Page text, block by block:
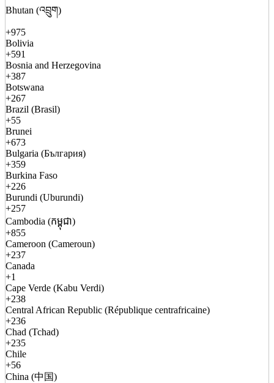
Bhutan (འབྲུག)
+975
Bolivia
+591
Bosnia and Herzegovina
+387
Botswana
+267
Brazil (Brasil)
+55
Brunei
+673
Bulgaria (България)
+359
Burkina Faso
+226
Burundi (Uburundi)
+257
Cambodia (កម្ពុជា)
+855
Cameroon (Cameroun)
+237
Canada
+1
Cape Verde (Kabu Verdi)
+238
Central African Republic (République centrafricaine)
+236
Chad (Tchad)
+235
Chile
+56
China (中国)